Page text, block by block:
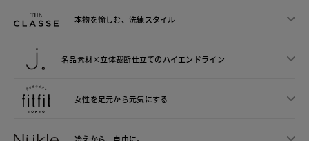
本物を愉しむ、洗練スタイル
名品素材×立体裁断仕立てのハイエンドライン
女性を足元から元気にする
冷えから、 自由に。